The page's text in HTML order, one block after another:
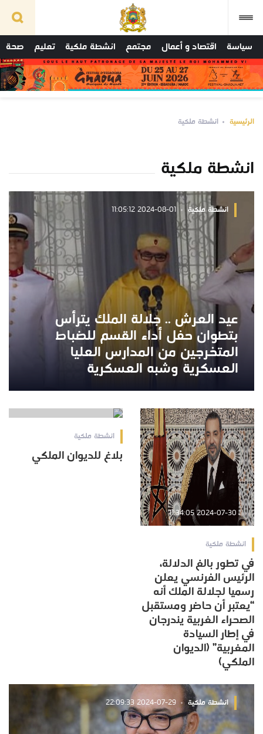
سياسة اقتصاد و أعمال مجتمع انشطة ملكية تعليم صحة
الرئيسية انشطة ملكية
انشطة ملكية
انشطة ملكية 2024-08-01 11:05:12
عيد العرش .. جلالة الملك يترأس
بتطوان حفل أداء القسم للضباط
المتخرجين من المدارس العليا
العسكرية وشبه العسكرية
2024-07-30 11:34:05
انشطة ملكية
في تطور بالغ الدلالة،
الرئيس الفرنسي يعلن
رسميا لجلالة الملك أنه
“يعتبر أن حاضر ومستقبل
الصحراء الغربية يندرجان
في إطار السيادة
المغربية” (الديوان
الملكي)
2024-07-30 10:15:16
انشطة ملكية
بلاغ للديوان الملكي
انشطة ملكية 2024-07-29 22:09:33